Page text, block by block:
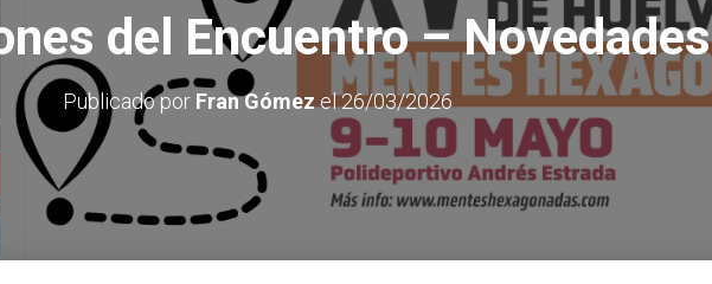
del Encuentro – Novedades
Publicado por Fran Gómezel26/03/2026